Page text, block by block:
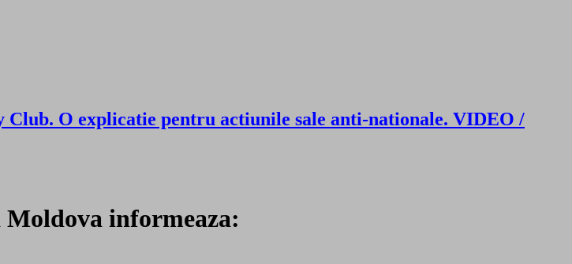
O explicatie pentru actiunile sale anti-nationale. VIDEO /
informeaza: